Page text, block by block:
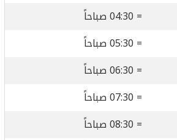
= 04:30 صباحاً
= 05:30 صباحاً
= 06:30 صباحاً
= 07:30 صباحاً
= 08:30 صباحاً